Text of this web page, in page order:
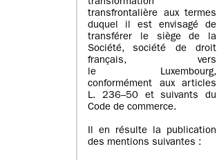
transformation
transfrontalière aux termes
duquel il est envisagé de
transférer le siège de la
Société, société de droit
français, vers
le Luxembourg,
conformément aux articles
L. 236–50 et suivants du
Code de commerce.
Il en résulte la publication
des mentions suivantes :